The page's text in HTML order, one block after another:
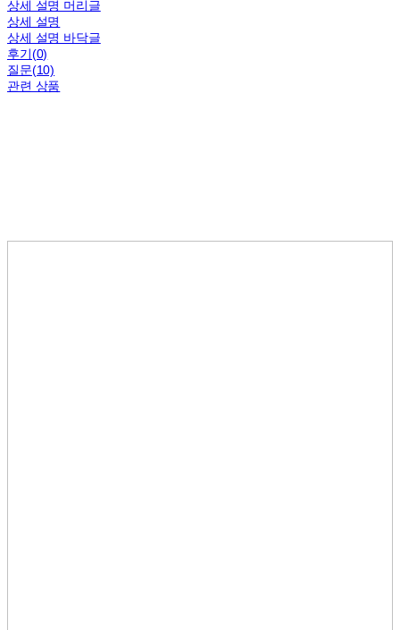
상세 설명 머리글
상세 설명
상세 설명 바닥글
후기(0)
질문(10)
관련 상품